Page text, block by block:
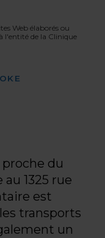
Web élaborés ou
l'entité de la Clinique
du
1325 rue
est
transports
un